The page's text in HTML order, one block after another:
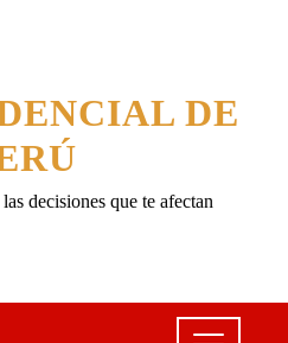
DE
decisiones que te afectan